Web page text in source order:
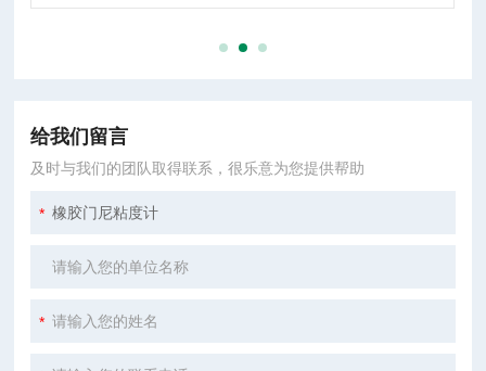
给我们留言
及时与我们的团队取得联系，很乐意为您提供帮助